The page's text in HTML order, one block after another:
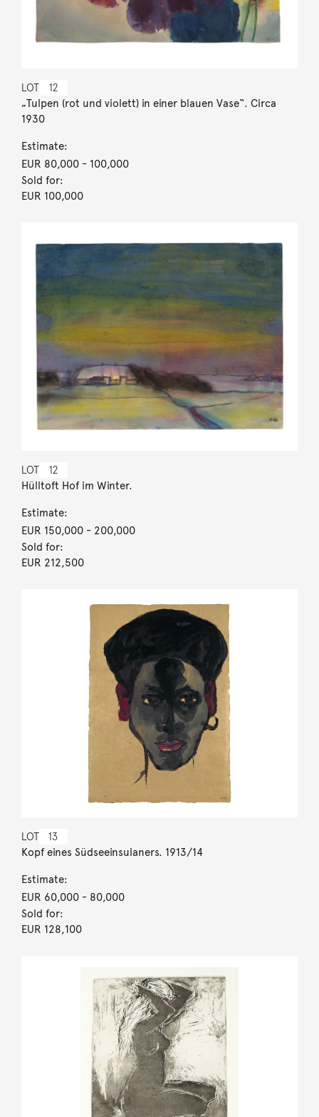
LOT 12
„Tulpen (rot und violett) in einer blauen Vase“. Circa
1930
Estimate:
EUR 80,000- 100,000
Sold for:
EUR 100,000
LOT 12
Hülltoft Hof im Winter.
Estimate:
EUR 150,000- 200,000
Sold for:
EUR 212,500
LOT 13
Kopf eines Südseeinsulaners. 1913/14
Estimate:
EUR 60,000- 80,000
Sold for:
EUR 128,100